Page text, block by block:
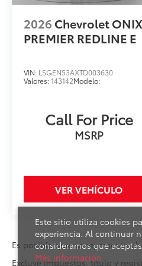
2026 Chevrolet ONIX
PREMIER REDLINE E
VIN: LSGEN53AXTD003630
Valores:143142Modelo:
Call For Price
MSRP
VER VEHÍCULO
Es posible que no represente
Excluye impuestos, título y
Este sitio utiliza cookies
experiencia. Al continuar
consideramos que
Más información